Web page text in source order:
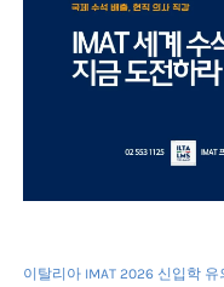
이탈리아 IMAT 2026 신입학 유